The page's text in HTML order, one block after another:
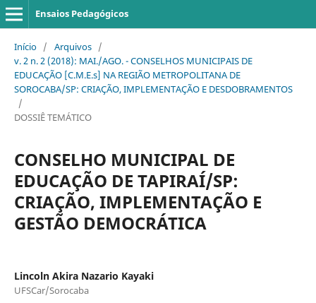
Ensaios Pedagógicos
Início / Arquivos /
v. 2 n. 2 (2018): MAI./AGO. - CONSELHOS MUNICIPAIS DE
EDUCAÇÃO [C.M.E.s] NA REGIÃO METROPOLITANA DE
SOROCABA/SP: CRIAÇÃO, IMPLEMENTAÇÃO E DESDOBRAMENTOS
/
DOSSIÊ TEMÁTICO
CONSELHO MUNICIPAL DE
EDUCAÇÃO DE TAPIRAÍ/SP:
CRIAÇÃO, IMPLEMENTAÇÃO E
GESTÃO DEMOCRÁTICA
Lincoln Akira Nazario Kayaki
UFSCar/Sorocaba